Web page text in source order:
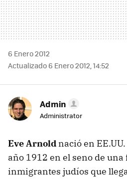
6 Enero 2012
Actualizado 6 Enero 2012, 14:52
Admin
Administrator
Eve Arnold nació en
año 1912 en el seno de
inmigrantes judíos que